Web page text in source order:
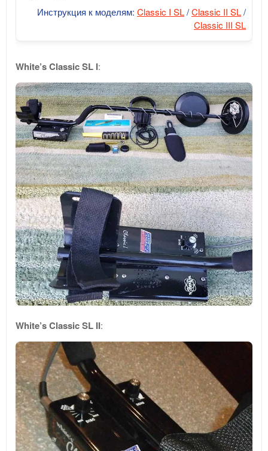
Инструкция к моделям: Classic I SL/Classic II SL/
Classic III SL
White’s Classic SL I:
White’s Classic SL II: